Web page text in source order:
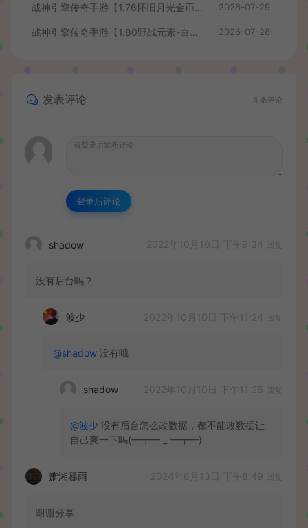
战神引擎传奇手游【1.76怀旧月光金币版】最新整理Win系复古服务端+安卓苹果双端+GM授权物品后台+详细搭建教程 2026-07-29
战神引擎传奇手游【1.80野战元素-白猪7.2免授权】最新整理Win系特色服务端+安卓+GM授权物品后台+详细搭建教程 2026-07-28
发表评论 4 条评论
登录后评论
shadow 2022年10月10日 下午9:34 回复
没有后台吗？
波少 2022年10月10日 下午11:24 回复
@shadow 没有哦
shadow 2022年10月10日 下午11:26
@波少 没有后台怎么改数据，都不能改数据让
自己爽一下吗(━┳━ _ ━┳━)
萧湘暮雨 2024年6月13日 下午8:49
谢谢分享